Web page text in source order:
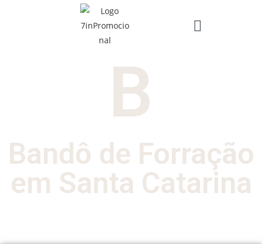
B
Bandô de Forração
em Santa Catarina